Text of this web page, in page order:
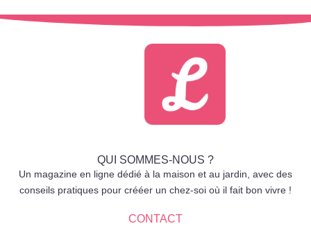
QUI SOMMES-NOUS ?
Un magazine en ligne dédié à la maison et au jardin, avec des
conseils pratiques pour crééer un chez-soi où il fait bon vivre !
CONTACT